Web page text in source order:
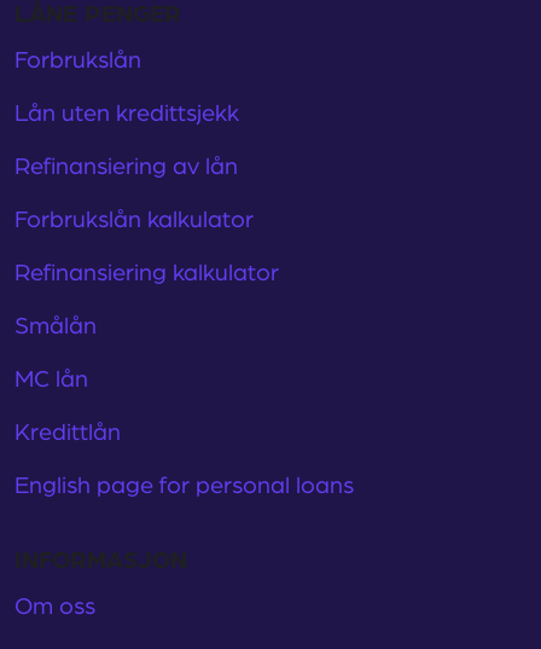
LÅNE PENGER
Forbrukslån
Lån uten kredittsjekk
Refinansiering av lån
Forbrukslån kalkulator
Refinansiering kalkulator
Smålån
MC lån
Kredittlån
English page for personal loans
INFORMASJON
Om oss